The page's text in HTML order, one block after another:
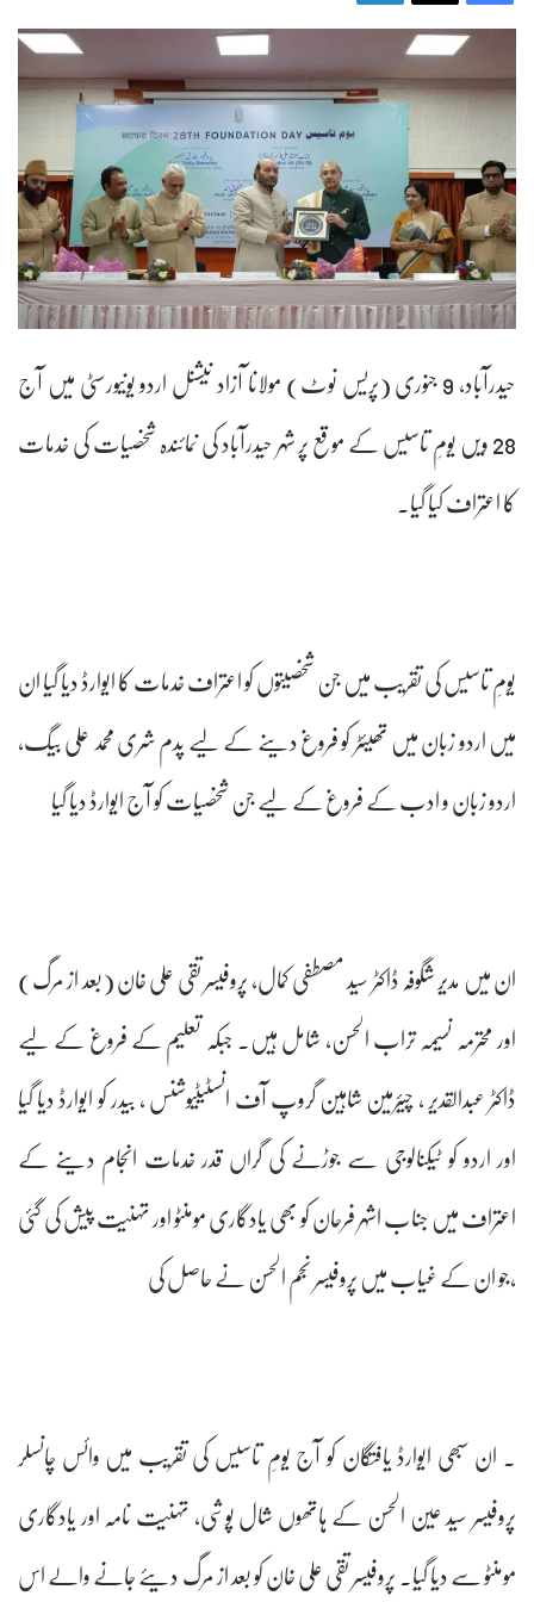
حیدرآباد، 9 جنوری (پریس نوٹ) مولانا آزاد نیشنل اردو یونیورسٹی میں آج
28 ویں یومِ تاسیس کے موقع پر شہر حیدرآباد کی نمائندہ شخصیات کی خدمات
کا اعتراف کیا گیا۔
یومِ تاسیس کی تقریب میں جن شخصیتوں کو اعتراف خدمات کا ایوارڈ دیا گیا ان
میں اردو زبان میں تھیئٹر کو فروغ دینے کے لیے پدم شری محمد علی بیگ،
اردو زبان و ادب کے فروغ کے لیے جن شخصیات کو آج ایوارڈ دیا گیا
ان میں مدیر شگوفہ ڈاکٹر سید مصطفی کمال، پروفیسر تقی علی خان (بعد از مرگ)
اور محترمہ نسیمہ تراب الحسن، شامل ہیں۔ جبکہ تعلیم کے فروغ کے لیے
ڈاکٹر عبدالقدیر ، چیئرمین شاہین گروپ آف انسٹیٹیوشنس ، بیدر کو ایوارڈ دیا گیا
اور اردو کو ٹیکنالوجی سے جوڑنے کی گراں قدر خدمات انجام دینے کے
اعتراف میں جناب اشہر فرحان کو بھی یادگاری مومنٹو اور تہنیت پیش کی گئی
،جو ان کے غیاب میں پروفیسر نجم الحسن نے حاصل کی
۔ ان سبھی ایوارڈ یافتگان کو آج یومِ تاسیس کی تقریب میں وائس چانسلر
پروفیسر سید عین الحسن کے ہاتھوں شال پوشی، تہنیت نامہ اور یادگاری
مومنٹو سے دیا گیا۔ پروفیسر تقی علی خان کو بعد از مرگ دیئے جانے والے اس